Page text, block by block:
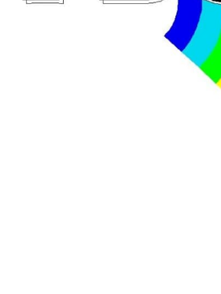
En Hongrie, le conservateur Peter
Tisza "Respect et liberté" ont
contre le premier ministre sortant,